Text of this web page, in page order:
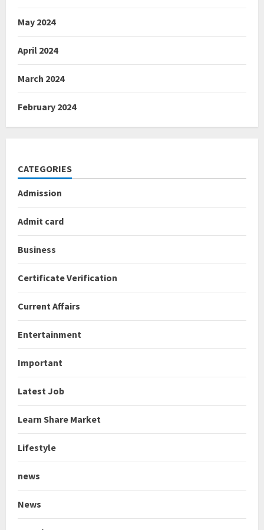
May 2024
April 2024
March 2024
February 2024
CATEGORIES
Admission
Admit card
Business
Certificate Verification
Current Affairs
Entertainment
Important
Latest Job
Learn Share Market
Lifestyle
news
News